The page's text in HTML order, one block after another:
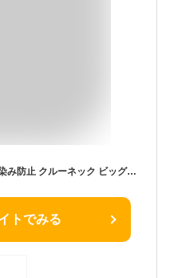
[ナノ・ユニバース] Anti Soaked 汗染み防止 クルーネック ビッグ Tシャツ メンズ 夏服 汗染み防止Tシャツ 汗じみ M ブルー
トでみる